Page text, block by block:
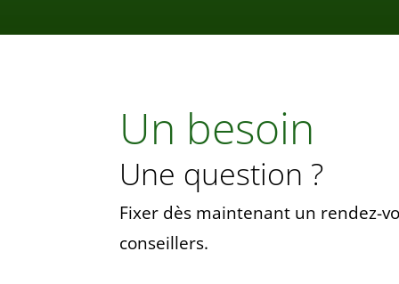
Un besoin
Une question ?
Fixer dès maintenant un rendez-
conseillers.